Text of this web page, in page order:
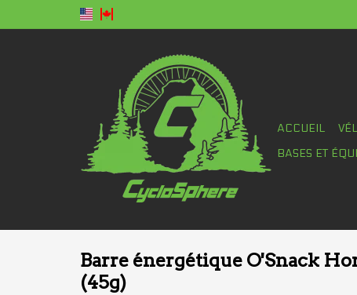
ACCUEIL
BASES ET
Barre énergétique O'Snack
(45g)